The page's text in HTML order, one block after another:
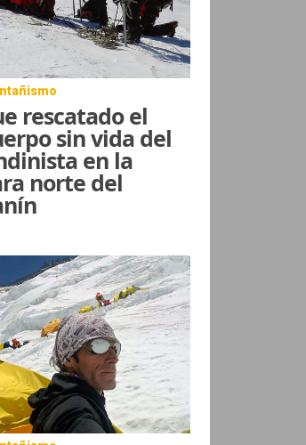
rescatado el
sin vida del
en la
norte del